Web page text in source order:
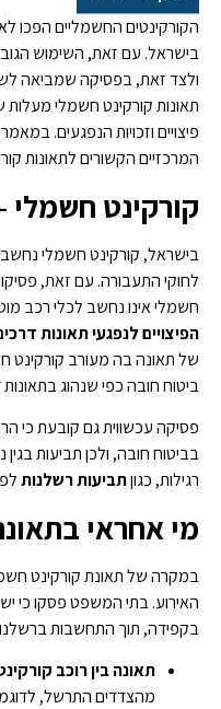
הקורקינטים החשמליים הפכו
בישראל. עם זאת, השימוש
ולצד זאת, בפסיקה שמביאה
תאונות קורקינט חשמלי מעלות
פיצויים וזכויות הנפגעים.
המרכזיים הקשורים לתאונות
קורקינט חשמלי
בישראל, קורקינט חשמלי נחשב
לחוקי התעבורה. עם זאת,
חשמלי אינו נחשב לכלי רכב
הפיצויים לנפגעי תאונות
של תאונה בה מעורב קורקינט
ביטוח חובה כפי שנהוג
פסיקה עכשווית גם קובעת כי
בביטוח חובה, ולכן תביעות
רגילות, כגוןתביעות רשלנות
מי אחראי
במקרה של תאונת קורקינט
האירוע. בתי המשפט פסקו כי
בקפידה, תוך התחשבות
תאונה בין רוכב
מהצדדים התרשל,